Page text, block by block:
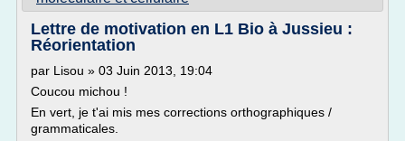
Lettre de motivation en L1 Bio à Jussieu :
Réorientation
par Lisou » 03 Juin 2013, 19:04
Coucou michou !
En vert, je t'ai mis mes corrections orthographiques /
grammaticales.